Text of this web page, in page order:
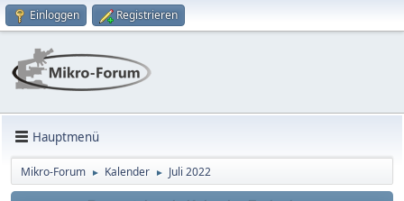
Einloggen Registrieren
Hauptmenü
Mikro-Forum ► Kalender ► Juli 2022